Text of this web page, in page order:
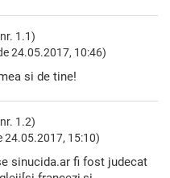
1.1)
24.05.2017, 10:46)
si de tine!
1.2)
24.05.2017, 15:10)
sinucida.ar fi fost judecat